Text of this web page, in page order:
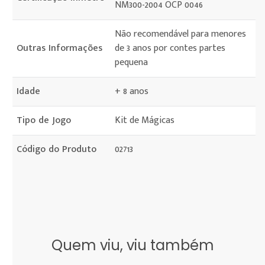
NM300-2004 OCP 0046
Outras Informações
Não recomendável para menores
de 3 anos por contes partes
pequena
Idade
+ 8 anos
Tipo de Jogo
Kit de Mágicas
Código do Produto
02713
Quem viu, viu também